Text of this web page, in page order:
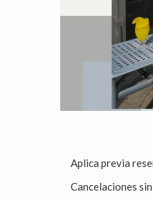
Aplica previa
Cancelaciones